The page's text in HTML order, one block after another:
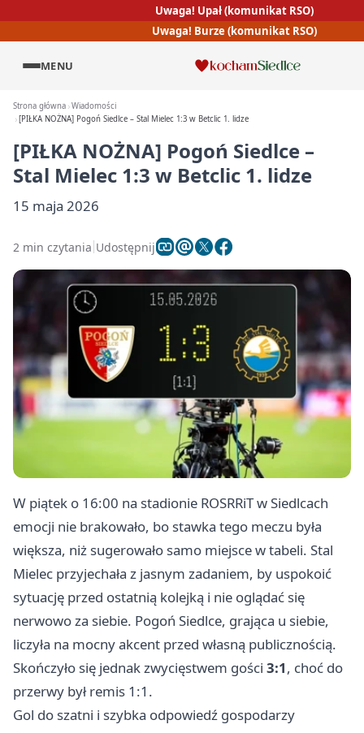
Uwaga! Upał (komunikat RSO)
Uwaga! Burze (komunikat RSO)
MENU
Strona główna Wiadomości
[PIŁKA NOŻNA] Pogoń Siedlce – Stal Mielec 1:3 w Betclic 1. lidze
[PIŁKA NOŻNA] Pogoń Siedlce –
Stal Mielec 1:3 w Betclic 1. lidze
15 maja 2026
2 min czytania Udostępnij
W piątek o 16:00 na stadionie ROSRRiT w Siedlcach
emocji nie brakowało, bo stawka tego meczu była
większa, niż sugerowało samo miejsce w tabeli. Stal
Mielec przyjechała z jasnym zadaniem, by uspokoić
sytuację przed ostatnią kolejką i nie oglądać się
nerwowo za siebie. Pogoń Siedlce, grająca u siebie,
liczyła na mocny akcent przed własną publicznością.
Skończyło się jednak zwycięstwem gości 3:1, choć do
przerwy był remis 1:1.
Gol do szatni i szybka odpowiedź gospodarzy